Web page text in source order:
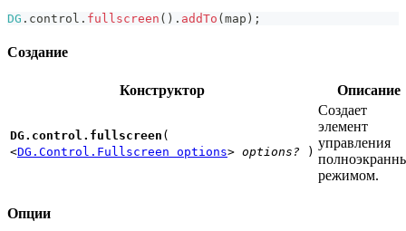
DG . control . fullscreen ( ) . addTo (map ) ;
Создание
Конструктор Описание
DG.control.fullscreen (
<DG.Control.Fullscreen options> options? )
Создает
элемент
управления
режимом.
Опции